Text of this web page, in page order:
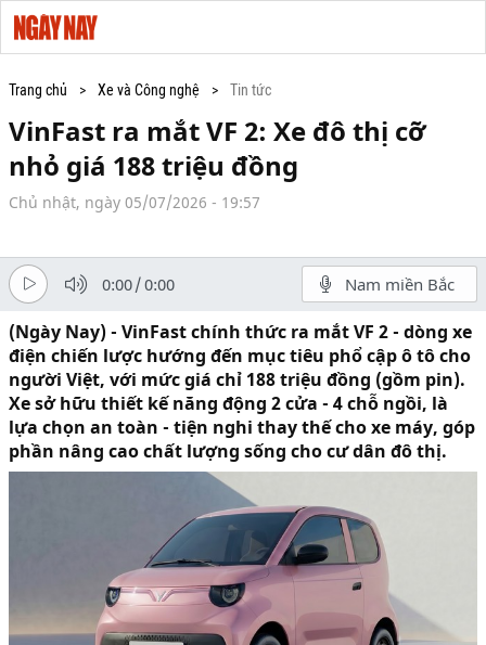
Trang chủ Xe và Công nghệ Tin tức
VinFast ra mắt VF 2: Xe đô thị cỡ
nhỏ giá 188 triệu đồng
Chủ nhật, ngày 05/07/2026 - 19:57
0:00/0:00 Nam miền Bắc
(Ngày Nay) - VinFast chính thức ra mắt VF 2 - dòng xe
điện chiến lược hướng đến mục tiêu phổ cập ô tô cho
người Việt, với mức giá chỉ 188 triệu đồng (gồm pin).
Xe sở hữu thiết kế năng động 2 cửa - 4 chỗ ngồi, là
lựa chọn an toàn - tiện nghi thay thế cho xe máy, góp
phần nâng cao chất lượng sống cho cư dân đô thị.